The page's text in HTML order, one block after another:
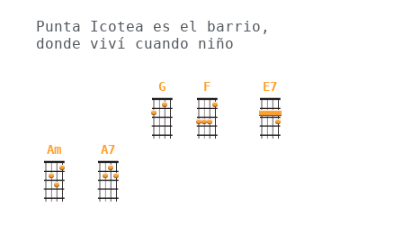
Punta Icotea es el barrio,
donde viví cuando niño
G F E7
Am A7